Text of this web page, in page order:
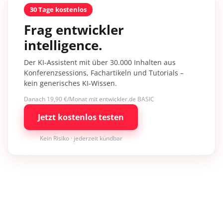
30 Tage kostenlos
Frag entwickler
intelligence.
Der KI-Assistent mit über 30.000 Inhalten aus
Konferenzsessions, Fachartikeln und Tutorials –
kein generisches KI-Wissen.
Danach 19,90 €/Monat mit entwickler.de BASIC
Jetzt kostenlos testen
Kein Risiko · jederzeit kündbar